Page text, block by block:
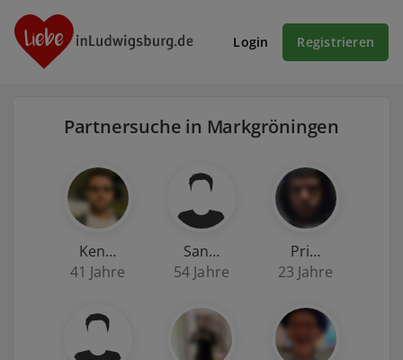
Login Registrieren
Partnersuche in Markgröningen
Ken…
41 Jahre
San…
54 Jahre
Pri…
23 Jahre